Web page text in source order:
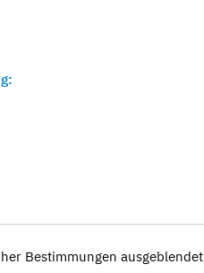
Bestimmungen ausgeblendet